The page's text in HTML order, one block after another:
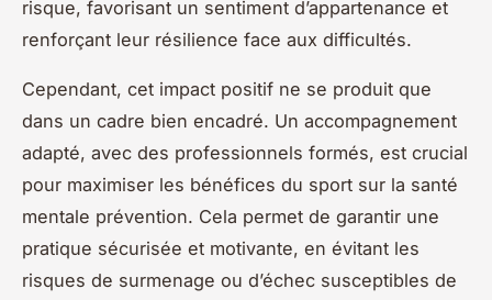
risque, favorisant un sentiment d’appartenance et
renforçant leur résilience face aux difficultés.
Cependant, cet impact positif ne se produit que
dans un cadre bien encadré. Un accompagnement
adapté, avec des professionnels formés, est crucial
pour maximiser les bénéfices du sport sur la santé
mentale prévention. Cela permet de garantir une
pratique sécurisée et motivante, en évitant les
risques de surmenage ou d’échec susceptibles de